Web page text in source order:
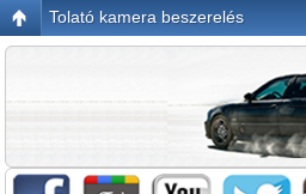
Tolató kamera beszerelés